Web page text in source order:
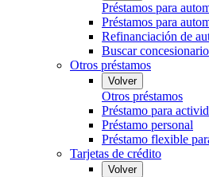
Préstamos para
Préstamos para
Refinanciación de
Buscar
Otros préstamos
Volver
Otros préstamos
Préstamo para
Préstamo personal
Préstamo flexible
Tarjetas de crédito
Volver